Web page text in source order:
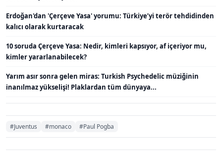
Erdoğan'dan 'Çerçeve Yasa' yorumu: Türkiye’yi terör tehdidinden
kalıcı olarak kurtaracak
10 soruda Çerçeve Yasa: Nedir, kimleri kapsıyor, af içeriyor mu,
kimler yararlanabilecek?
Yarım asır sonra gelen miras: Turkish Psychedelic müziğinin
inanılmaz yükselişi! Plaklardan tüm dünyaya...
#Juventus #monaco #Paul Pogba